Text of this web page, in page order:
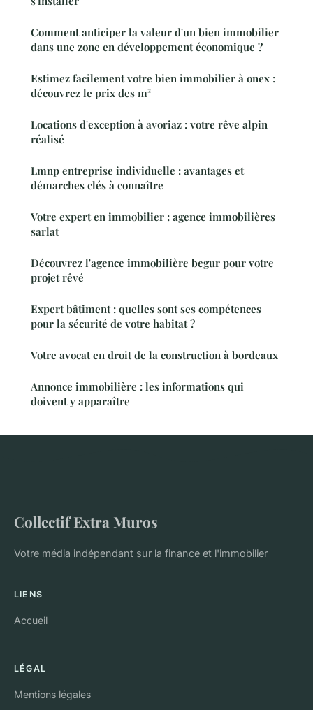
Comment anticiper la valeur d'un bien immobilier
dans une zone en développement économique ?
Estimez facilement votre bien immobilier à onex :
découvrez le prix des m²
Locations d'exception à avoriaz : votre rêve alpin
réalisé
Lmnp entreprise individuelle : avantages et
démarches clés à connaître
Votre expert en immobilier : agence immobilières
sarlat
Découvrez l'agence immobilière begur pour votre
projet rêvé
Expert bâtiment : quelles sont ses compétences
pour la sécurité de votre habitat ?
Votre avocat en droit de la construction à bordeaux
Annonce immobilière : les informations qui
doivent y apparaître
Collectif Extra Muros
Votre média indépendant sur la finance et l'immobilier
LIENS
Accueil
LÉGAL
Mentions légales